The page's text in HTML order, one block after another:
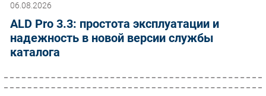
06.08.2026
ALD Pro 3.3: простота эксплуатации и
надежность в новой версии службы
каталога